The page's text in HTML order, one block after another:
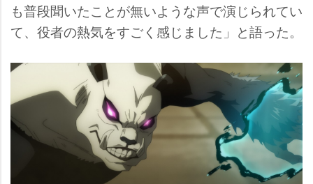
も普段聞いたことが無いような声で演じられてい
て、役者の熱気をすごく感じました」と語った。